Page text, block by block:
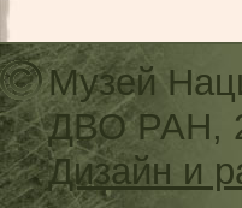
Музей
ДВО РАН,
Дизайн и